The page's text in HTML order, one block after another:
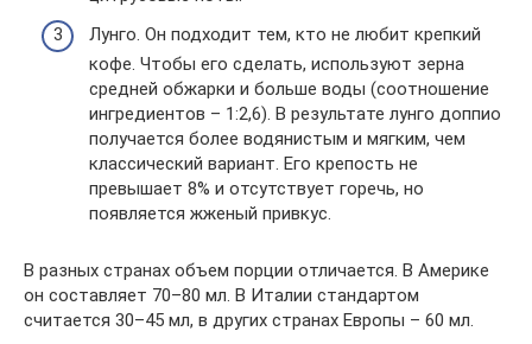
Лунго. Он подходит тем, кто не любит крепкий
кофе. Чтобы его сделать, используют зерна
средней обжарки и больше воды (соотношение
ингредиентов – 1:2,6). В результате лунго доппио
получается более водянистым и мягким, чем
классический вариант. Его крепость не
превышает 8% и отсутствует горечь, но
появляется жженый привкус.
В разных странах объем порции отличается. В Америке
он составляет 70–80 мл. В Италии стандартом
считается 30–45 мл, в других странах Европы – 60 мл.